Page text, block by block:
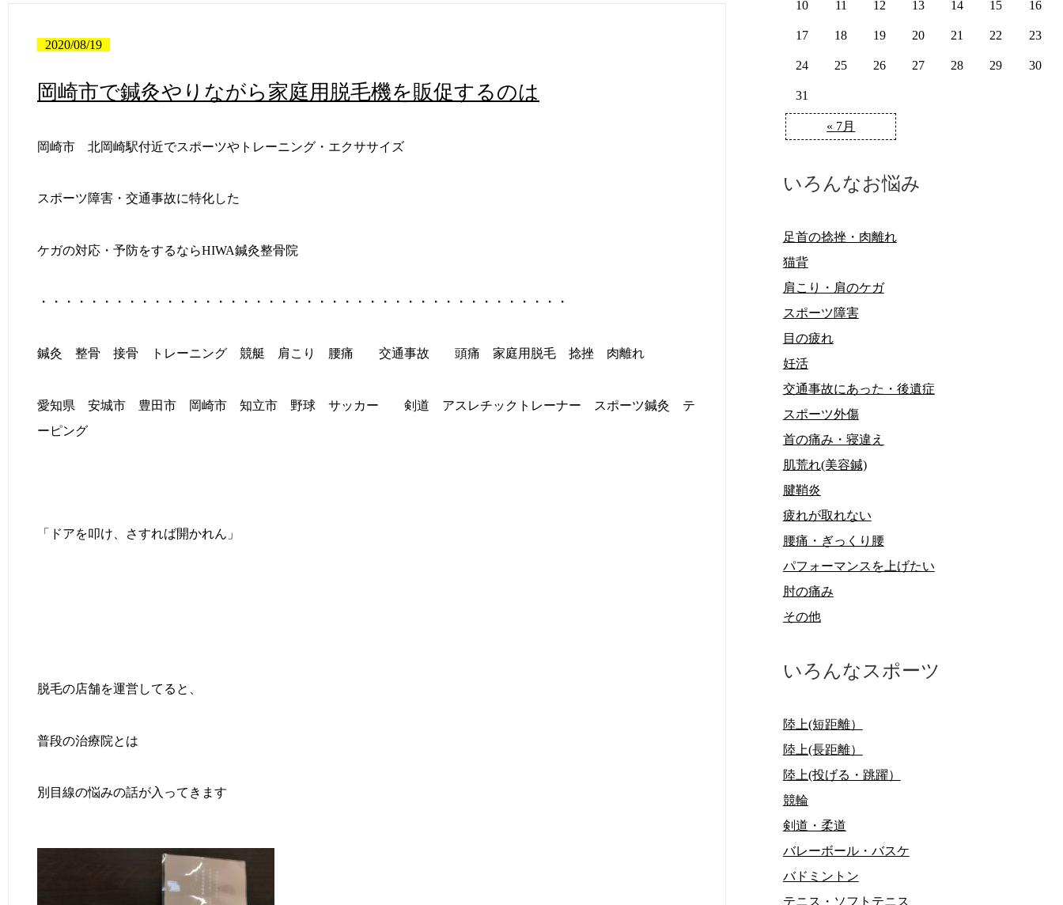
2020/08/19
岡崎市で鍼灸やりながら家庭用脱毛機を販促するのは
岡崎市 北岡崎駅付近でスポーツやトレーニング・エクササイズ
スポーツ障害・交通事故に特化した
ケガの対応・予防をするならHIWA鍼灸整骨院
・・・・・・・・・・・・・・・・・・・・・・・・・・・・・・・・・・・・・・・・・・
鍼灸 整骨 接骨 トレーニング 競艇 肩こり 腰痛 交通事故 頭痛 家庭用脱毛 捻挫 肉離れ
愛知県 安城市 豊田市 岡崎市 知立市 野球 サッカー 剣道 アスレチックトレーナー スポーツ鍼灸 テ
ーピング
「ドアを叩け、さすれば開かれん」
脱毛の店舗を運営してると、
普段の治療院とは
別目線の悩みの話が入ってきます
« 7月
10 11 12 13 14 15 16
17 18 19 20 21 22 23
24 25 26 27 28 29 30
31
いろんなお悩み
足首の捻挫・肉離れ
猫背
肩こり・肩のケガ
スポーツ障害
目の疲れ
妊活
交通事故にあった・後遺症
スポーツ外傷
首の痛み・寝違え
肌荒れ(美容鍼)
腱鞘炎
疲れが取れない
腰痛・ぎっくり腰
パフォーマンスを上げたい
肘の痛み
その他
いろんなスポーツ
陸上(短距離）
陸上(長距離）
陸上(投げる・跳躍）
競輪
剣道・柔道
バレーボール・バスケ
バドミントン
テニス・ソフトテニス